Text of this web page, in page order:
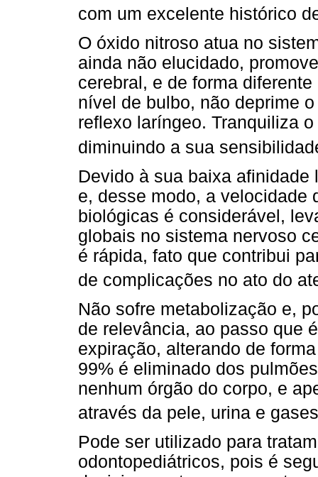
com um excelente histórico
O óxido nitroso atua no
ainda não elucidado,
cerebral, e de forma
nível de bulbo, não deprime
reflexo laríngeo. Tranquiliza
diminuindo a sua
Devido à sua baixa
e, desse modo, a velocidade
biológicas é considerável,
globais no sistema nervoso
é rápida, fato que contribui
de complicações no ato do
Não sofre metabolização e,
de relevância, ao passo que
expiração, alterando de
99% é eliminado dos
nenhum órgão do corpo, e
através da pele, urina e
Pode ser utilizado para
odontopediátricos, pois é